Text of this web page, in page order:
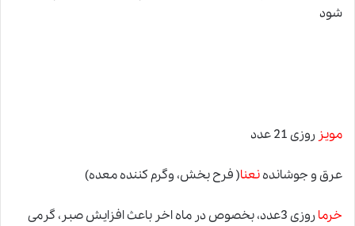
شود
مویز روزی 21 عدد
عرق و جوشاندهنعنا( فرح بخش، وگرم کننده معده)
خرما
روزی 3عدد، بخصوص در ماه اخر باعث افزایش صبر، گرمی